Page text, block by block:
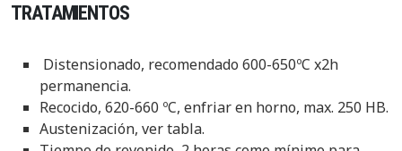
TRATAMIENTOS
Distensionado, recomendado 600-650ºC x2h
permanencia.
Recocido, 620-660 ºC, enfriar en horno, max. 250 HB.
Austenización, ver tabla.